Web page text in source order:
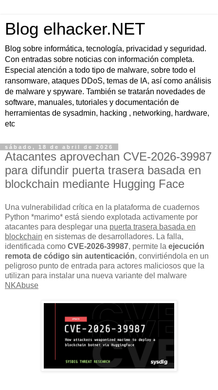
Blog elhacker.NET
Blog sobre informática, tecnología, privacidad y seguridad.
Con entradas sobre noticias con información completa.
Especial atención a todo tipo de malware, sobre todo el
ransomware, ataques DDoS, temas de IA, así como análisis
de malware y spyware. También se tratarán novedades de
software, manuales, tutoriales y documentación de
herramientas de sysadmin, hacking , networking, hardware,
etc
sábado, 18 de abril de 2026
Atacantes aprovechan CVE-2026-39987
para difundir puerta trasera basada en
blockchain mediante Hugging Face
Una vulnerabilidad crítica en la plataforma de cuadernos
Python *marimo* está siendo explotada activamente por
atacantes para desplegar una puerta trasera basada en
blockchain en sistemas de desarrolladores. La falla,
identificada como CVE-2026-39987, permite la ejecución
remota de código sin autenticación, convirtiéndola en un
peligroso punto de entrada para actores maliciosos que la
utilizan para instalar una nueva variante del malware
NKAbuse